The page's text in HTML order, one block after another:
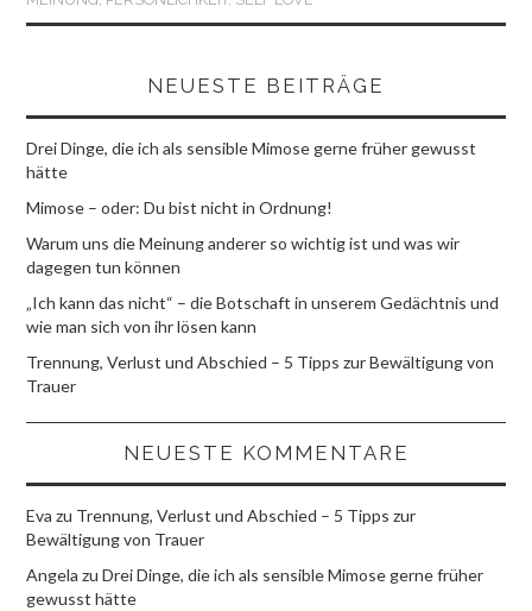
NEUESTE BEITRÄGE
Drei Dinge, die ich als sensible Mimose gerne früher gewusst
hätte
Mimose – oder: Du bist nicht in Ordnung!
Warum uns die Meinung anderer so wichtig ist und was wir
dagegen tun können
„Ich kann das nicht“ – die Botschaft in unserem Gedächtnis und
wie man sich von ihr lösen kann
Trennung, Verlust und Abschied – 5 Tipps zur Bewältigung von
Trauer
NEUESTE KOMMENTARE
Eva zu Trennung, Verlust und Abschied – 5 Tipps zur
Bewältigung von Trauer
Angela zuDrei Dinge, die ich als sensible Mimose gerne früher
gewusst hätte